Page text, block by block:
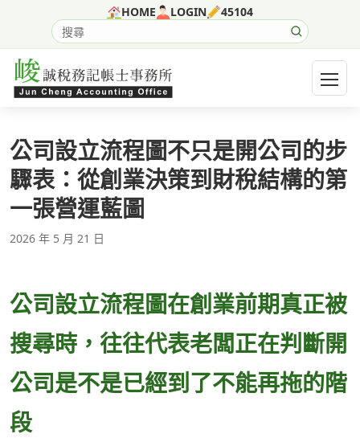
HOME LOGIN 45104
搜尋網站內容
開啟
公司設立流程圖不只是開公司的步
驟表：從創業決策到財稅結構的第
一張營運藍圖
2026 年 5 月 21 日
公司設立流程圖在創業前期真正被
搜尋時，往往代表老闆正在判斷開
公司是不是已經到了不能再拖的階
段